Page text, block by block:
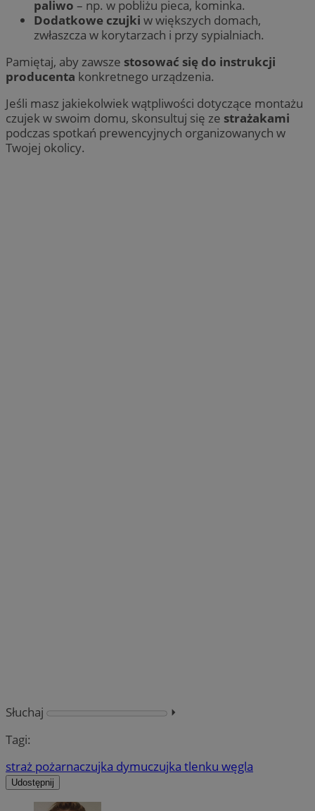
paliwo – np. w pobliżu pieca, kominka.
Dodatkowe czujki w większych domach,
zwłaszcza w korytarzach i przy sypialniach.
Pamiętaj, aby zawsze stosować się do instrukcji
producenta konkretnego urządzenia.
Jeśli masz jakiekolwiek wątpliwości dotyczące montażu
czujek w swoim domu, skonsultuj się ze strażakami
podczas spotkań prewencyjnych organizowanych w
Twojej okolicy.
Słuchaj
⏵︎
Tagi:
straż pożarnaczujka dymuczujka tlenku węgla
Udostępnij